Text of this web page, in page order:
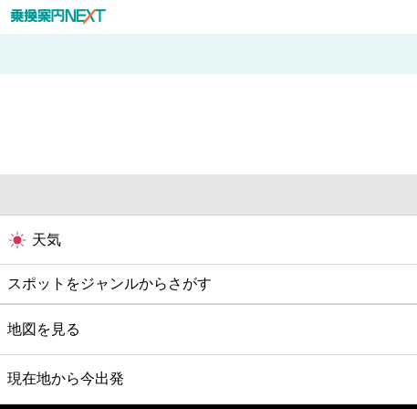
天気
スポットをジャンルからさがす
グルメ
映画
地図を見る
現在地から今出発